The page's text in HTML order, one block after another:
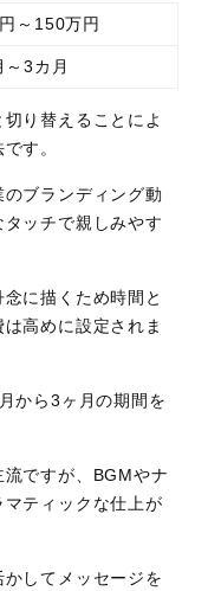
～150万円
～3カ月
り替えることによ
す。
ブランディング動
ッチで親しみやす
に描くため時間と
高めに設定されま
から3ヶ月の期間を
ですが、BGMやナ
ティックな仕上が
してメッセージを